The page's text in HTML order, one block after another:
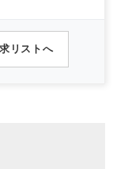
リストへ